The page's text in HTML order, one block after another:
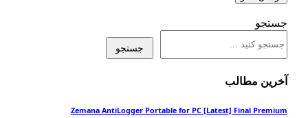
مطالب
Zemana AntiLogger Portable for PC [Latest] Final